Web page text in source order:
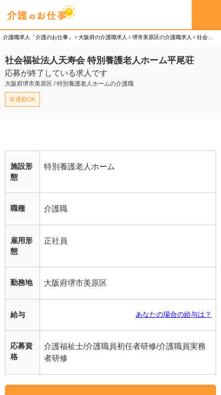
介護職求人「介護のお仕事」 大阪府の介護職求人 堺市美原区の介護職求人 社会福祉法人天寿会 特別養護老人ホーム平尾荘の介護職（正社員）求人
社会福祉法人天寿会 特別養護老人ホーム平尾荘
応募が終了している求人です
大阪府堺市美原区 / 特別養護老人ホームの介護職
車通勤OK
施設形
態
特別養護老人ホーム
職種 介護職
雇用形
態
正社員
勤務地 大阪府堺市美原区
給与 あなたの場合の給与は？
応募資
格
介護福祉士/介護職員初任者研修/介護職員実務
者研修